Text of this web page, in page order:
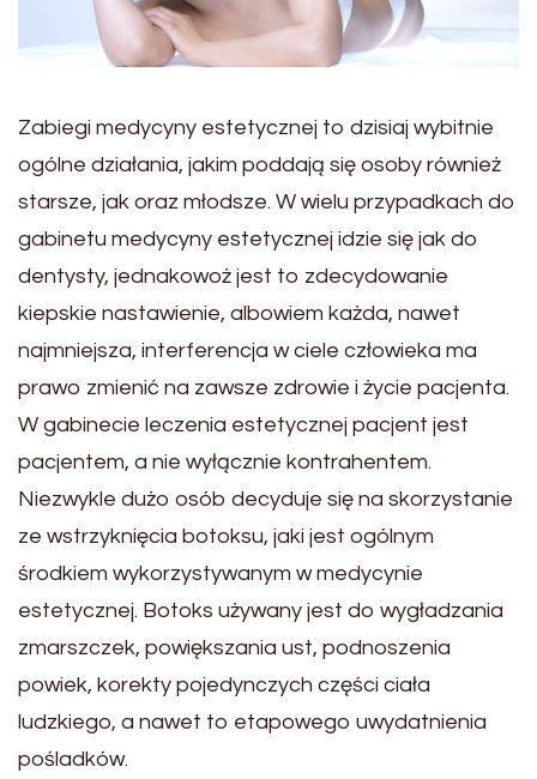
Zabiegi medycyny estetycznej to dzisiaj wybitnie
ogólne działania, jakim poddają się osoby również
starsze, jak oraz młodsze. W wielu przypadkach do
gabinetu medycyny estetycznej idzie się jak do
dentysty, jednakowoż jest to zdecydowanie
kiepskie nastawienie, albowiem każda, nawet
najmniejsza, interferencja w ciele człowieka ma
prawo zmienić na zawsze zdrowie i życie pacjenta.
W gabinecie leczenia estetycznej pacjent jest
pacjentem, a nie wyłącznie kontrahentem.
Niezwykle dużo osób decyduje się na skorzystanie
ze wstrzyknięcia botoksu, jaki jest ogólnym
środkiem wykorzystywanym w medycynie
estetycznej. Botoks używany jest do wygładzania
zmarszczek, powiększania ust, podnoszenia
powiek, korekty pojedynczych części ciała
ludzkiego, a nawet to etapowego uwydatnienia
pośladków.